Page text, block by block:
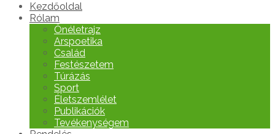
Kezdőoldal
Rólam
Önéletrajz
Arspoetika
Család
Festészetem
Túrázás
Sport
Életszemlélet
Publikációk
Tevékenységem